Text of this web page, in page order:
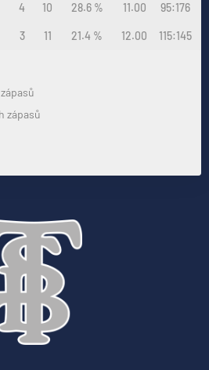
4 10 28.6 % 11.00 95:176
3 11 21.4 % 12.00 115:145
zápasů